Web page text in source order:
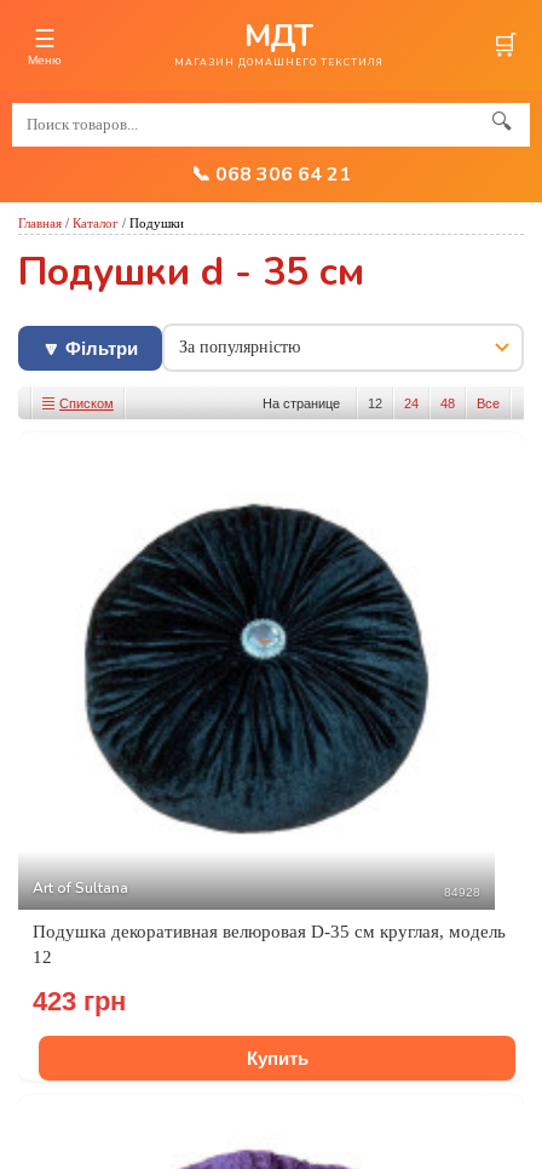
☰
Меню
МДТ
МАГАЗИН ДОМАШНЕГО ТЕКСТИЛЯ 🛒
🔍
📞 068 306 64 21
Главная / Каталог / Подушки
Подушки d - 35 см
🔽 Фільтри
На странице 12 24 48 Все
Списком
Art of Sultana 84928
Подушка декоративная велюровая D-35 см круглая, модель
12
423 грн
Купить